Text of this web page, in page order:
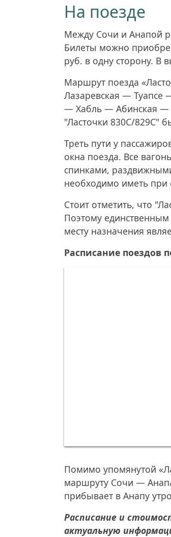
На поезде
Между Сочи и Анапой
Билеты можно
руб. в одну сторону. В
Маршрут поезда
Лазаревская —
— Хабль — Абинская —
"Ласточки 830С/829С"
Треть пути у
окна поезда. Все
спинками,
необходимо иметь при
Стоит отметить, что
Поэтому единственным
месту назначения
Расписание поездов
Помимо упомянутой
маршруту Сочи —
прибывает в Анапу
Расписание и
актуальную